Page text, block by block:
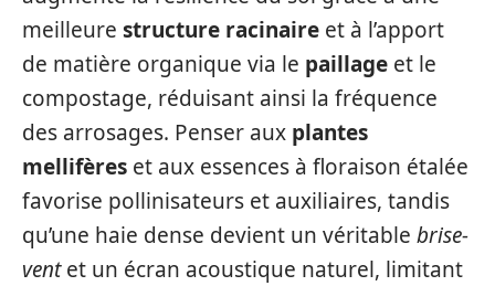
meilleure structure racinaire et à l’apport
de matière organique via le paillage et le
compostage, réduisant ainsi la fréquence
des arrosages. Penser aux plantes
mellifères et aux essences à floraison étalée
favorise pollinisateurs et auxiliaires, tandis
qu’une haie dense devient un véritable brise-
ventet un écran acoustique naturel, limitant